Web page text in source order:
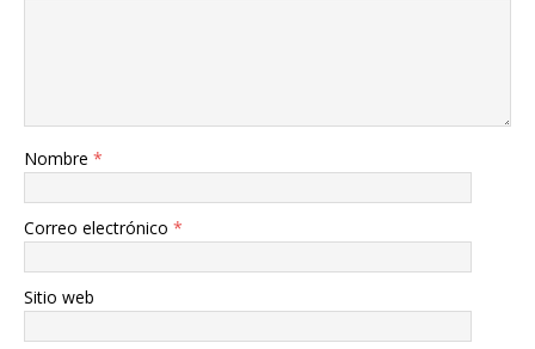
Nombre *
Correo electrónico *
Sitio web